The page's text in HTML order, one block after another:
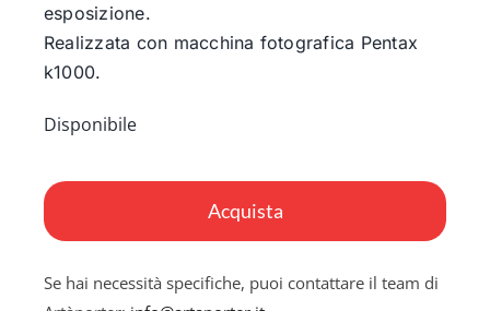
esposizione.
Realizzata con macchina fotografica Pentax
k1000.
Disponibile
Acquista
Se hai necessità specifiche, puoi contattare il team di